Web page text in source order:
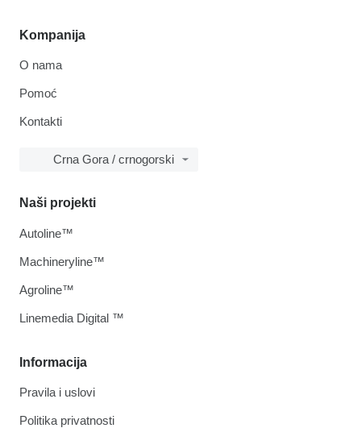
Kompanija
O nama
Pomoć
Kontakti
Crna Gora / crnogorski
Informacija
Pravila i uslovi
Politika privatnosti
Naši projekti
Autoline™
Machineryline™
Agroline™
Linemedia Digital ™